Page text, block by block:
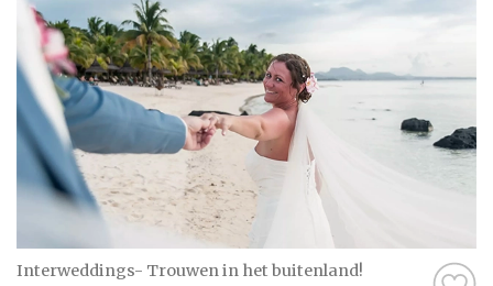
Interweddings- Trouwen in het buitenland!